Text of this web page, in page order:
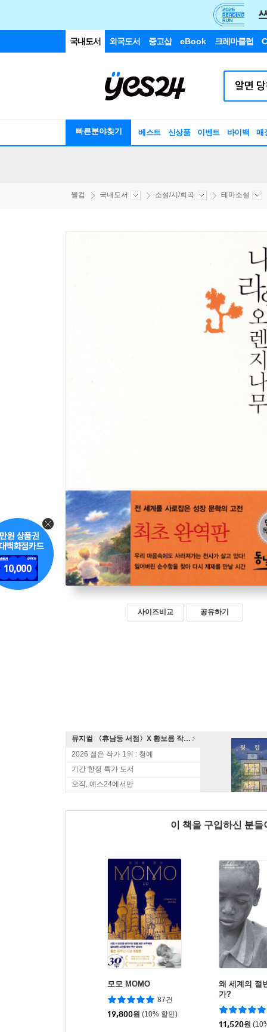
국내도서 외국도서 중고샵 eBook 크레마클럽
빠른분야찾기 베스트 신상품 이벤트 바이백 매
웰컴 국내도서 소설/시/희곡 테마소설
사이즈비교 공유하기
뮤지컬 〈휴남동 서점〉X 황보름 작가 북토크
2026 젊은 작가 1위 : 청예
기간 한정 특가 도서
오직, 예스24에서만
이 책을 구입하신 분
모모 MOMO
87건
19,800원 (10% 할인)
왜 세계의 절
가?
11,520원